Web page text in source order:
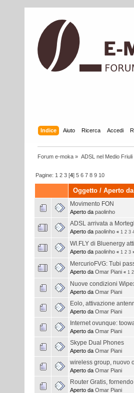
Indice Aiuto Ricerca Accedi
Forum e-moka » ADSL nel Medio Friuli
Pagine: 1 2 3 [4]5 6 7 8 9 10
Oggetto /Aperto
Movimento FON
Aperto da paolinho
ADSL arrivata a
Aperto da paolinho « 1 2 3
WI.FLY di Bluenergy
Aperto da paolinho « 1 2 3
MercurioFVG: Tubi
Aperto da Omar Piani « 1 2
Nuove condizioni
Aperto da Omar Piani
Eolo, attivazione
Aperto da Omar Piani
Internet ovunque:
Aperto da Omar Piani
Skype Dual Phones
Aperto da Omar Piani
wireless group, nuovo
Aperto da Omar Piani
Router Gratis,
Aperto da Omar Piani